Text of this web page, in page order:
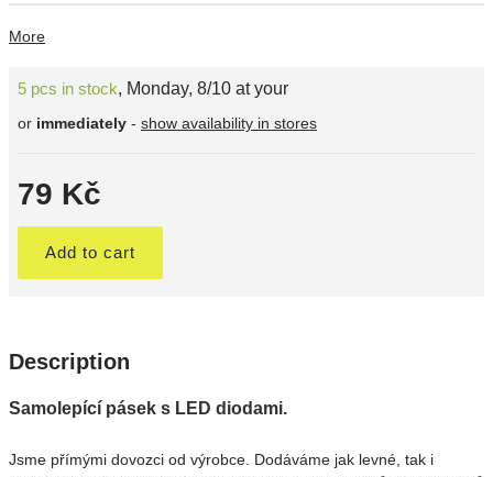
More
5 pcs in stock, Monday, 8/10 at your
or immediately - show availability in stores
79 Kč
Add to cart
Description
Samolepící pásek s LED diodami.
Jsme přímými dovozci od výrobce. Dodáváme jak levné, tak i